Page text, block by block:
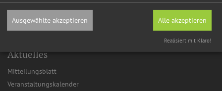
Aktuelles
Mitteilungsblatt
Veranstaltungskalender
Ausgewählte akzeptieren Alle akzeptieren
Realisiert mit Klaro!